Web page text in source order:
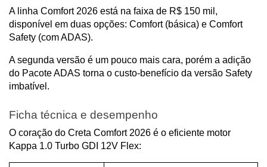
A linha Comfort 2026 está na faixa de R$ 150 mil,
disponível em duas opções: Comfort (básica) e Comfort
Safety (com ADAS).
A segunda versão é um pouco mais cara, porém a adição
do Pacote ADAS torna o custo-benefício da versão Safety
imbatível.
Ficha técnica e desempenho
O coração do Creta Comfort 2026 é o eficiente motor
Kappa 1.0 Turbo GDI 12V Flex: